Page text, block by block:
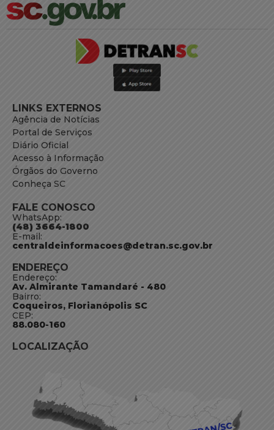
LINKS EXTERNOS
Agência de Notícias
Portal de Serviços
Diário Oficial
Acesso à Informação
Órgãos do Governo
Conheça SC
FALE CONOSCO
WhatsApp:
(48) 3664-1800
E-mail:
centraldeinformacoes@detran.sc.gov.br
ENDEREÇO
Endereço:
Av. Almirante Tamandaré - 480
Bairro:
Coqueiros, Florianópolis SC
CEP:
88.080-160
LOCALIZAÇÃO